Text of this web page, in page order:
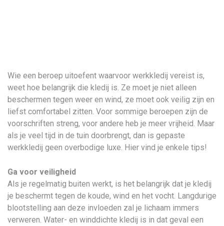
Wie een beroep uitoefent waarvoor werkkledij vereist is,
weet hoe belangrijk die kledij is. Ze moet je niet alleen
beschermen tegen weer en wind, ze moet ook veilig zijn en
liefst comfortabel zitten. Voor sommige beroepen zijn de
voorschriften streng, voor andere heb je meer vrijheid. Maar
als je veel tijd in de tuin doorbrengt, dan is gepaste
werkkledij geen overbodige luxe. Hier vind je enkele tips!
Ga voor veiligheid
Als je regelmatig buiten werkt, is het belangrijk dat je kledij
je beschermt tegen de koude, wind en het vocht. Langdurige
blootstelling aan deze invloeden zal je lichaam immers
verweren. Water- en winddichte kledij is in dat geval een